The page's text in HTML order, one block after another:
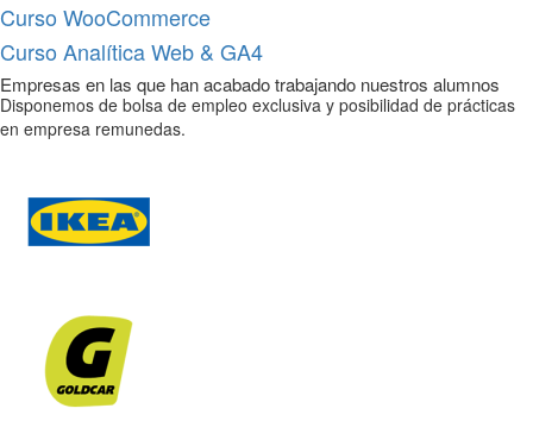
Curso WooCommerce
Curso Analítica Web & GA4
Empresas en las que han acabado trabajando nuestros alumnos
Disponemos de bolsa de empleo exclusiva y posibilidad de prácticas
en empresa remunedas.